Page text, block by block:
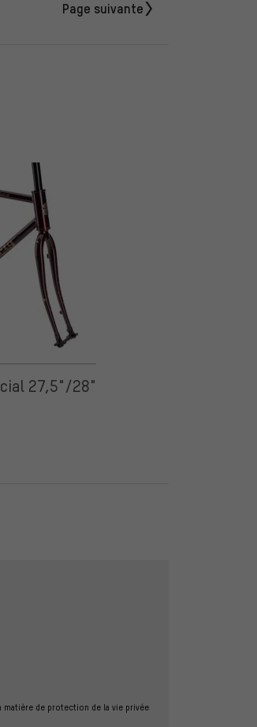
Page suivante
27,5"/28"
matière de protection de la vie privée